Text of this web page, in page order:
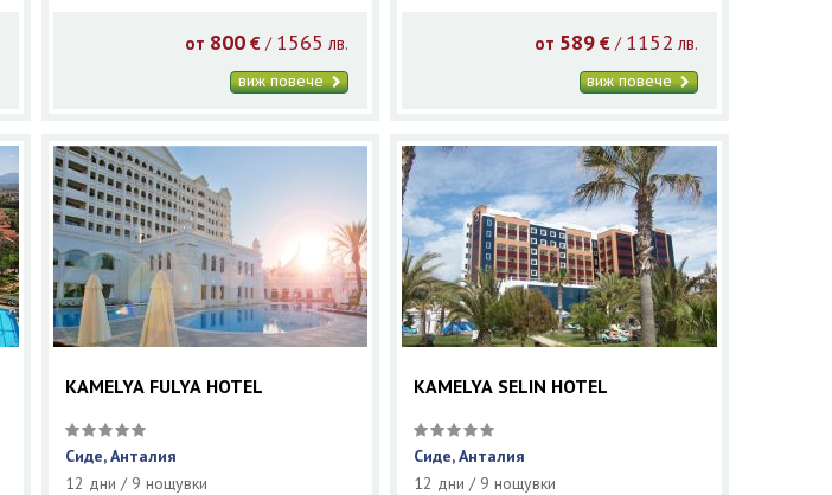
от 800 € / 1565 лв.
виж повече
от 589 € / 1152 лв.
виж повече
KAMELYA FULYA HOTEL
Сиде, Анталия
12 дни / 9 нощувки
KAMELYA SELIN HOTEL
Сиде, Анталия
12 дни / 9 нощувки